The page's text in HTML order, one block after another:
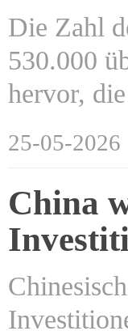
Die Zahl
530.000
hervor,
25-05-2026
China